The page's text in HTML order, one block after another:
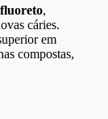
fluoreto,
cáries.
em
compostas,